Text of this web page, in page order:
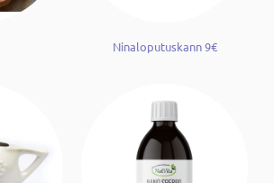
Ninaloputuskann 9€